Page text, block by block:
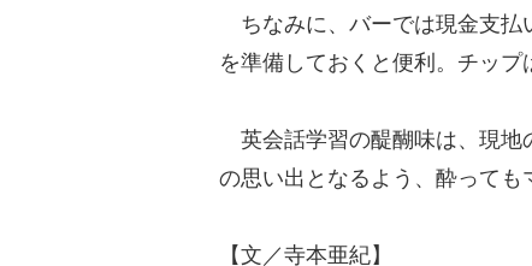
ちなみに、バーでは現金支払
を準備しておくと便利。チップ
英会話学習の醍醐味は、現地
の思い出となるよう、酔っても
【文／寺本亜紀】